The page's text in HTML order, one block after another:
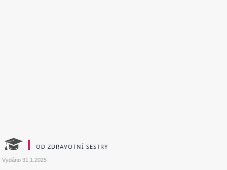
OD ZDRAVOTNÍ SESTRY
Vydáno31.1.2025